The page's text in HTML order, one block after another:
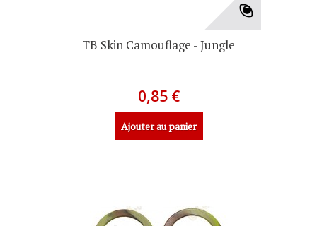
TB Skin Camouflage - Jungle
0,85 €
Ajouter au panier